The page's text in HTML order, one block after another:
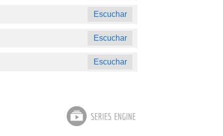
Escuchar
Escuchar
Escuchar